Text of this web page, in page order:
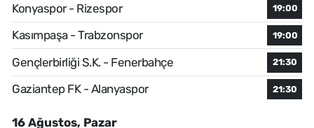
Konyaspor - Rizespor
19:00
Kasımpaşa - Trabzonspor 19:00
Gençlerbirliği S.K. - Fenerbahçe 21:30
Gaziantep FK - Alanyaspor 21:30
16 Ağustos, Pazar